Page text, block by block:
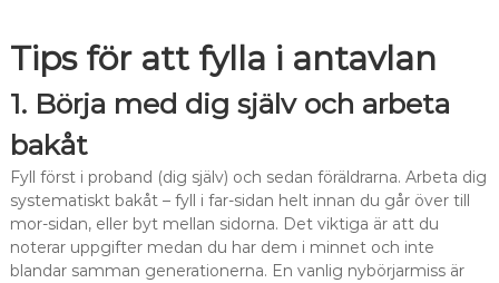
Tips för att fylla i antavlan
1. Börja med dig själv och arbeta
bakåt
Fyll först i proband (dig själv) och sedan föräldrarna. Arbeta dig
systematiskt bakåt – fyll i far-sidan helt innan du går över till
mor-sidan, eller byt mellan sidorna. Det viktiga är att du
noterar uppgifter medan du har dem i minnet och inte
blandar samman generationerna. En vanlig nybörjarmiss är